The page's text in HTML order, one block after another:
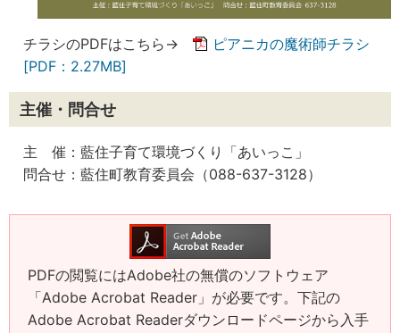
チラシのPDFはこちら→
ピアニカの魔術師チラシ
[PDF：2.27MB]
主催・問合せ
主 催：藍住子育て環境づくり「あいっこ」
問合せ：藍住町教育委員会（088-637-3128）
PDFの閲覧にはAdobe社の無償のソフトウェア
「Adobe Acrobat Reader」が必要です。下記の
Adobe Acrobat Readerダウンロードページから入手